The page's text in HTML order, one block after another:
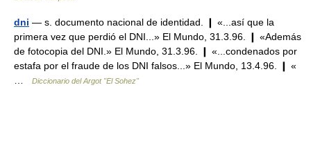
dni — s. documento nacional de identidad. ❙ «...así que la
primera vez que perdió el DNI...» El Mundo, 31.3.96. ❙ «Además
de fotocopia del DNI.» El Mundo, 31.3.96. ❙ «...condenados por
estafa por el fraude de los DNI falsos...» El Mundo, 13.4.96. ❙ «
Diccionario del Argot "El Sohez"